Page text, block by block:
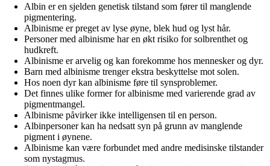
Albin er en sjelden genetisk tilstand som fører til manglende
pigmentering.
Albinisme er preget av lyse øyne, blek hud og lyst hår.
Personer med albinisme har en økt risiko for solbrenthet og
hudkreft.
Albinisme er arvelig og kan forekomme hos mennesker og dyr.
Barn med albinisme trenger ekstra beskyttelse mot solen.
Hos noen dyr kan albinisme føre til synsproblemer.
Det finnes ulike former for albinisme med varierende grad av
pigmentmangel.
Albinisme påvirker ikke intelligensen til en person.
Albinpersoner kan ha nedsatt syn på grunn av manglende
pigment i øynene.
Albinisme kan være forbundet med andre medisinske tilstander
som nystagmus.